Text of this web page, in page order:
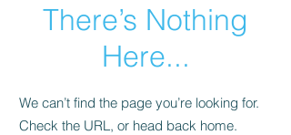
There’s Nothing
Here...
We can’t find the page you’re looking for.
Check the URL, or head back home.